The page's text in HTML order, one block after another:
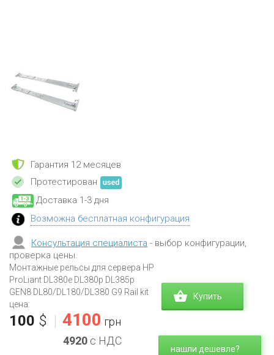
Гарантия 12 месяцев
Протестирован
Доставка 1-3 дня
Возможна бесплатная конфигурация
Консультация специалиста - выбор конфигурации,
проверка цены.
Монтажные рельсы для сервера HP
ProLiant DL380e DL380p DL385p
GEN8 DL80/DL180/DLЗ80 G9 Rail kit
цена:
100 $ | 4100 грн
4920 с НДС
Купить
нашли дешевле?